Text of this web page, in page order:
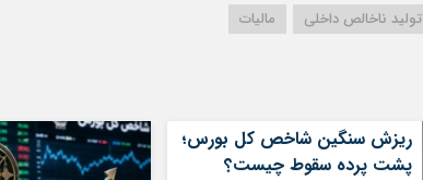
تولید ناخالص داخلی مالیات
ریزش سنگین شاخص کل بورس؛
پشت پرده سقوط چیست؟